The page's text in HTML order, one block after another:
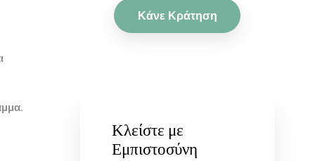
Κάνε Κράτηση
Κλείστε με
Εμπιστοσύνη